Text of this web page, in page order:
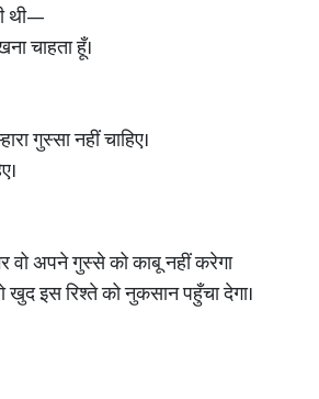
थी—
चाहता हूँ।
गुस्सा नहीं चाहिए।
अपने गुस्से को काबू नहीं करेगा
खुद इस रिश्ते को नुकसान पहुँचा देगा।